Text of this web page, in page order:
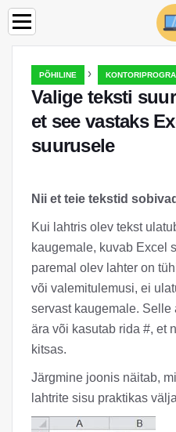
PÕHILINE ›
Valige teksti
et see vastaks
suurusele
Nii et teie tekstid
Kui lahtris olev tekst
kaugemale, kuvab Excel
paremal olev lahter on
või valemitulemusi, ei
servast kaugemale.
ära või kasutab rida #, et
kitsas.
Järgmine joonis näitab,
lahtrite sisu praktikas